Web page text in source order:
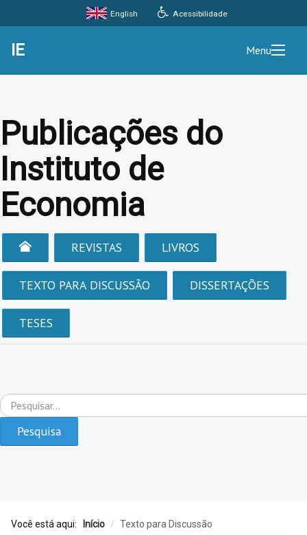
Acessibilidade
English
IE Menu
Publicações do
Instituto de
Economia
REVISTAS LIVROS
TEXTO PARA DISCUSSÃO DISSERTAÇÕES
TESES
Pesquisar...
Pesquisa
Você está aqui: Início / Texto para Discussão